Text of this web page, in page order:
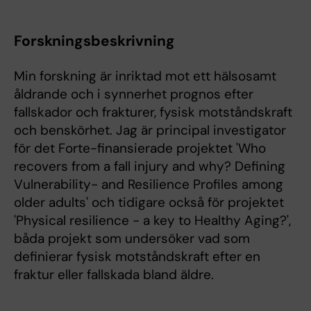
Forskningsbeskrivning
Min forskning är inriktad mot ett hälsosamt
åldrande och i synnerhet prognos efter
fallskador och frakturer, fysisk motståndskraft
och benskörhet. Jag är principal investigator
för det Forte-finansierade projektet 'Who
recovers from a fall injury and why? Defining
Vulnerability- and Resilience Profiles among
older adults' och tidigare också för projektet
'Physical resilience - a key to Healthy Aging?',
båda projekt som undersöker vad som
definierar fysisk motståndskraft efter en
fraktur eller fallskada bland äldre.